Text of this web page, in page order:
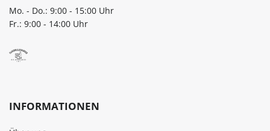
Mo. - Do.: 9:00 - 15:00 Uhr
Fr.: 9:00 - 14:00 Uhr
INFORMATIONEN